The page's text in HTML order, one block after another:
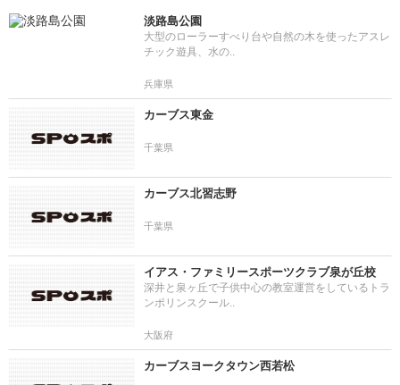
淡路島公園
大型のローラーすべり台や自然の木を使ったアスレ
チック遊具、水の..
兵庫県
カーブス東金
千葉県
カーブス北習志野
千葉県
イアス・ファミリースポーツクラブ泉が丘校
深井と泉ヶ丘で子供中心の教室運営をしているトラ
ンポリンスクール..
大阪府
カーブスヨークタウン西若松